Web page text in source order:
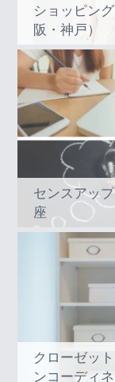
ショッピン
阪・神戸）
センスアッ
座
クローゼッ
ンコーディ